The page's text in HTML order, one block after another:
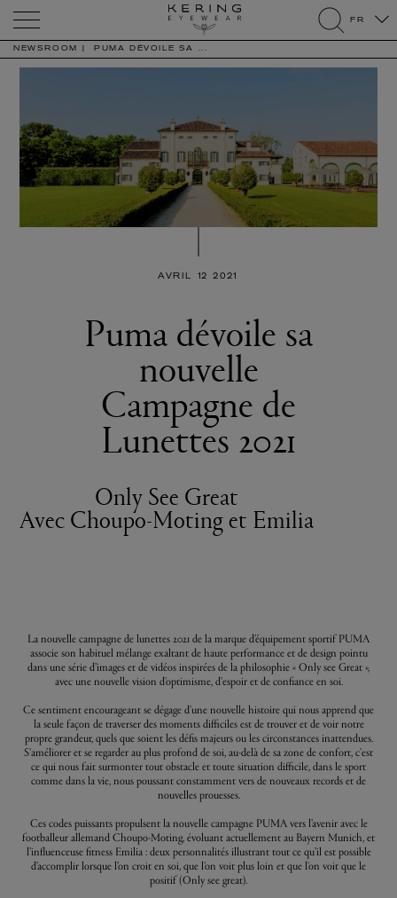
search
FR
NEWSROOM PUMA DÉVOILE SA ...
AVRIL 12 2021
Puma dévoile sa
nouvelle
Campagne de
Lunettes 2021
Only See Great
Avec Choupo-Moting et Emilia
La nouvelle campagne de lunettes 2021 de la marque d’équipement sportif PUMA
associe son habituel mélange exaltant de haute performance et de design pointu
dans une série d’images et de vidéos inspirées de la philosophie « Only see Great »,
avec une nouvelle vision d'optimisme, d'espoir et de confiance en soi.
Ce sentiment encourageant se dégage d'une nouvelle histoire qui nous apprend que
la seule façon de traverser des moments difficiles est de trouver et de voir notre
propre grandeur, quels que soient les défis majeurs ou les circonstances inattendues.
S'améliorer et se regarder au plus profond de soi, au-delà de sa zone de confort, c'est
ce qui nous fait surmonter tout obstacle et toute situation difficile, dans le sport
comme dans la vie, nous poussant constamment vers de nouveaux records et de
nouvelles prouesses.
Ces codes puissants propulsent la nouvelle campagne PUMA vers l’avenir avec le
footballeur allemand Choupo-Moting, évoluant actuellement au Bayern Munich, et
l’influenceuse fitness Emilia : deux personnalités illustrant tout ce qu’il est possible
d’accomplir lorsque l’on croit en soi, que l'on voit plus loin et que l'on voit que le
positif (Only see great).